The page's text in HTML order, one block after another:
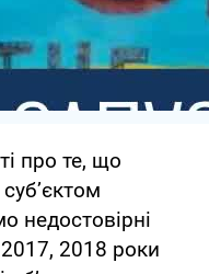
про те, що
недостовірні
2017, 2018 роки